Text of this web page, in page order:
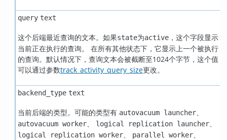
query text
这个后端最近查询的文本。如果state为active，这个字段显示
当前正在执行的查询。 在所有其他状态下，它显示上一个被执行
的查询。默认情况下，查询文本会被截断至1024个字节，这个值
可以通过参数track_activity_query_size更改。
backend_type text
当前后端的类型。可能的类型有 autovacuum launcher、
autovacuum worker、 logical replication launcher、
logical replication worker、 parallel worker、